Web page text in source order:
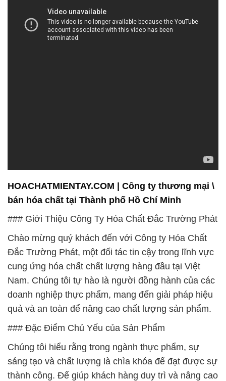
HOACHATMIENTAY.COM | Công ty thương mại \
bán hóa chất tại Thành phố Hồ Chí Minh
### Giới Thiệu Công Ty Hóa Chất Đắc Trường Phát
Chào mừng quý khách đến với Công ty Hóa Chất
Đắc Trường Phát, một đối tác tin cậy trong lĩnh vực
cung ứng hóa chất chất lượng hàng đầu tại Việt
Nam. Chúng tôi tự hào là người đồng hành của các
doanh nghiệp thực phẩm, mang đến giải pháp hiệu
quả và an toàn để nâng cao chất lượng sản phẩm.
### Đặc Điểm Chủ Yếu của Sản Phẩm
Chúng tôi hiểu rằng trong ngành thực phẩm, sự
sáng tạo và chất lượng là chìa khóa để đạt được sự
thành công. Để giúp khách hàng duy trì và nâng cao